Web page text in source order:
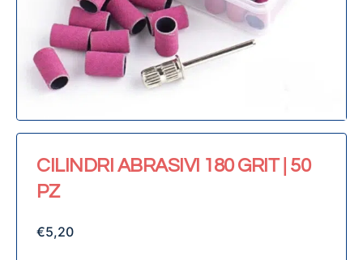
CILINDRI ABRASIVI 180 GRIT | 50
PZ
€5,20